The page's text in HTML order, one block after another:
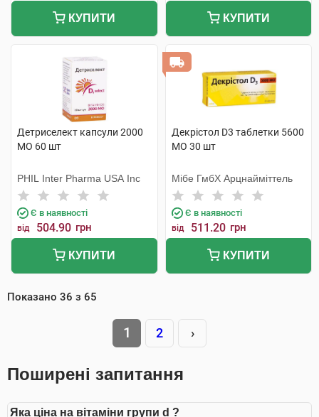
КУПИТИ КУПИТИ
Детриселект капсули 2000
МО 60 шт
PHIL Inter Pharma USA Inc
Є в наявності
від 504.90 грн
КУПИТИ
Декрістол D3 таблетки 5600
МО 30 шт
Мібе ГмбХ Арцнайміттель
Є в наявності
від 511.20 грн
КУПИТИ
Показано 36 з 65
1 2 ›
Поширені запитання
Яка ціна на вітаміни групи d ?